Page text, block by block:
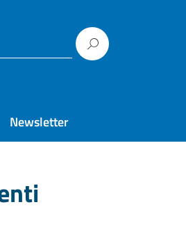
Newsletter